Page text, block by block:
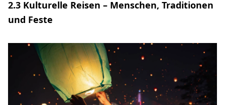
2.3 Kulturelle Reisen – Menschen, Traditionen
und Feste